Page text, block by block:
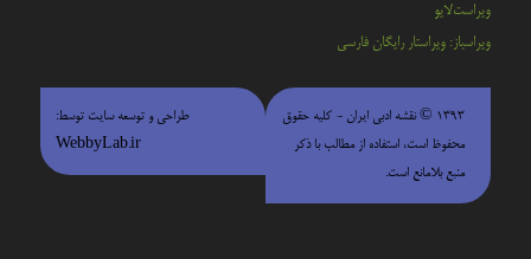
ویراست‌لایو
ویراسباز: ویراستار رایگان فارسی
۱۳۹۳ © نقشه ادبی ایران - كليه حقوق
محفوظ است، استفاده از مطالب با ذكر
منبع بلامانع است.
طراحی و توسعه سایت توسط:
WebbyLab.ir